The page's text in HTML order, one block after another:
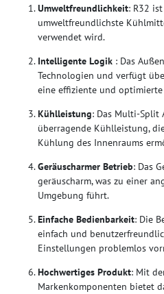
Umweltfreundlichkeit: R32
umweltfreundlichste
verwendet wird.
Intelligente Logik : Das
Technologien und verfügt
eine effiziente und
Kühlleistung: Das Multi-Split
überragende Kühlleistung,
Kühlung des Innenraums
Geräuscharmer Betrieb: Das
geräuscharm, was zu einer
Umgebung führt.
Einfache Bedienbarkeit: Die
einfach und
Einstellungen problemlos
Hochwertiges Produkt: Mit
Markenkomponenten bietet